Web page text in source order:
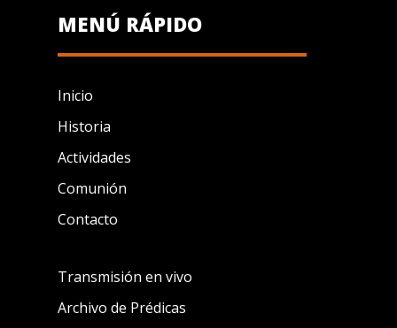
MENÚ RÁPIDO
Inicio
Historia
Actividades
Comunión
Contacto
Transmisión en vivo
Archivo de Prédicas